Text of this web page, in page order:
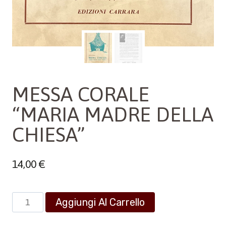
MESSA CORALE
“MARIA MADRE DELLA
CHIESA”
14,00€
MESSA
CORALE
Aggiungi Al Carrello